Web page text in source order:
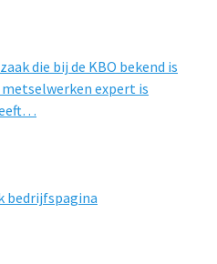
die bij de KBO bekend is
metselwerken expert is
bedrijfspagina